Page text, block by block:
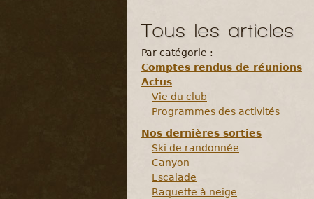
Tous les articles
Par catégorie :
Comptes rendus de réunions
Actus
Vie du club
Programmes des activités
Nos dernières sorties
Ski de randonnée
Canyon
Escalade
Raquette à neige